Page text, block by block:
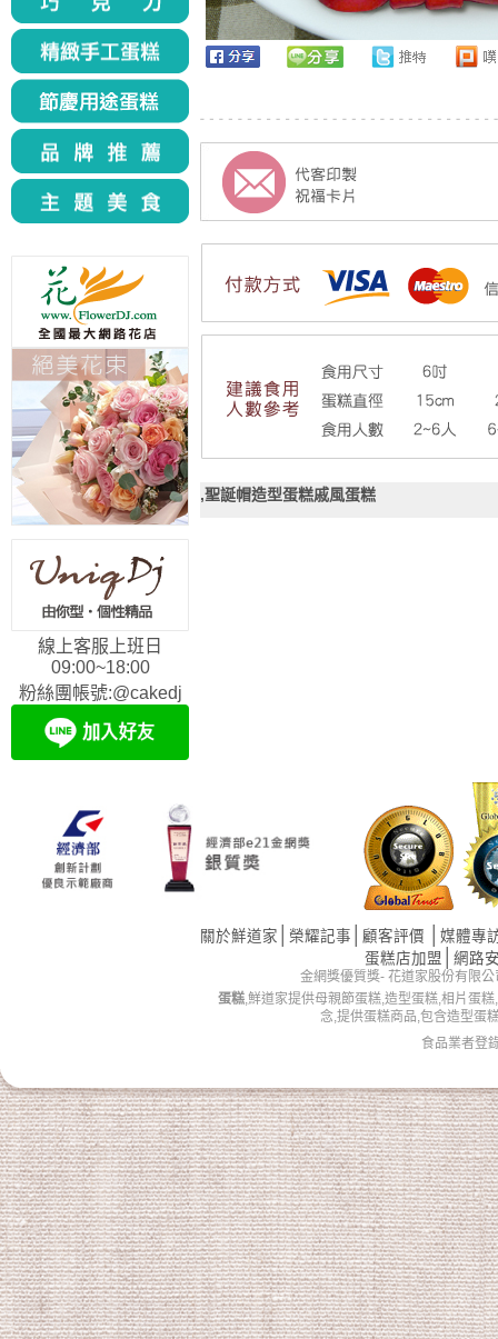
線上客服上班日
09:00~18:00
粉絲團帳號:@cakedj
,聖誕帽造型蛋糕戚風蛋糕
關於鮮道家 榮耀記事 顧客評價
媒體專
蛋糕店加盟
網路
金網獎優質獎- 花道家股份有限
蛋糕,鮮道家提供母親節蛋糕,造型蛋糕,相片蛋
念,提供蛋糕商品,包含造型蛋
食品業者登